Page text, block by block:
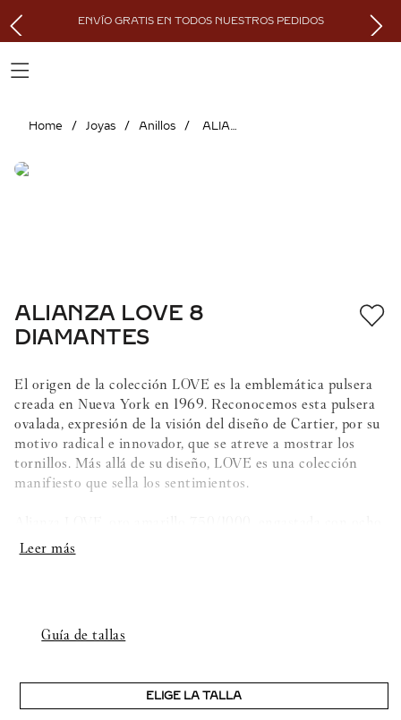
ENVÍO GRATIS EN TODOS NUESTROS PEDIDOS
Joyas Anillos ALIANZA LOVE 8 DIAMANTES
ALIANZA LOVE 8
DIAMANTES
El origen de la colección LOVE es la emblemática pulsera
creada en Nueva York en 1969. Reconocemos esta pulsera
ovalada, expresión de la visión del diseño de Cartier, por su
motivo radical e innovador, que se atreve a mostrar los
tornillos. Más allá de su diseño, LOVE es una colección
manifiesto que sella los sentimientos.
diamantes talla brillante con un total de 0,19 quilates.
y las dimensiones del producto pueden variar en función
Ponte en contacto con nosotros para obtener más
Guía de tallas
ELIGE LA TALLA